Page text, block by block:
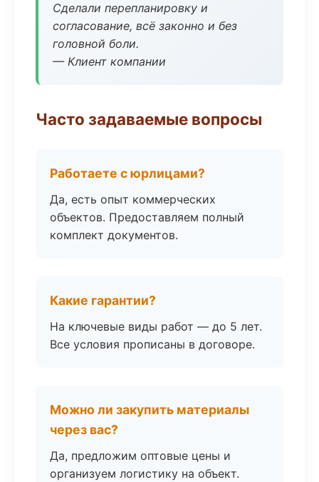
Сделали перепланировку и
согласование, всё законно и без
головной боли.
— Клиент компании
Часто задаваемые вопросы
Работаете с юрлицами?
Да, есть опыт коммерческих
объектов. Предоставляем полный
комплект документов.
Какие гарантии?
На ключевые виды работ — до 5 лет.
Все условия прописаны в договоре.
Можно ли закупить материалы
через вас?
Да, предложим оптовые цены и
организуем логистику на объект.